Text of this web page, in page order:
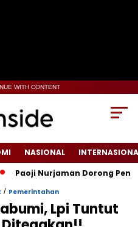
WITH CONTENT
NASIONAL
Paoji Nurjaman Dorong
/ Pemerintahan
Lpi Tuntut